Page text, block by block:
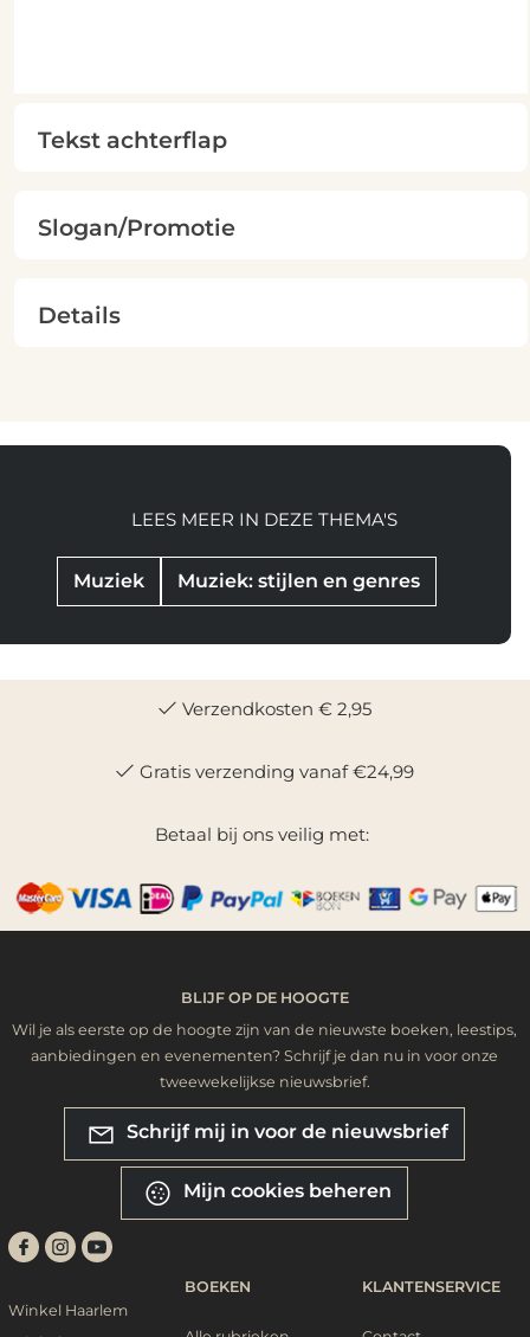
Tekst achterflap
Slogan/Promotie
Details
Muziek Muziek: stijlen en genres
LEES MEER IN DEZE THEMA'S
Verzendkosten € 2,95
Gratis verzending vanaf €24,99
Betaal bij ons veilig met:
BLIJF OP DE HOOGTE
Wil je als eerste op de hoogte zijn van de nieuwste boeken, leestips,
aanbiedingen en evenementen? Schrijf je dan nu in voor onze
tweewekelijkse nieuwsbrief.
Schrijf mij in voor de nieuwsbrief
Mijn cookies beheren
Winkel Haarlem
BOEKEN KLANTENSERVICE